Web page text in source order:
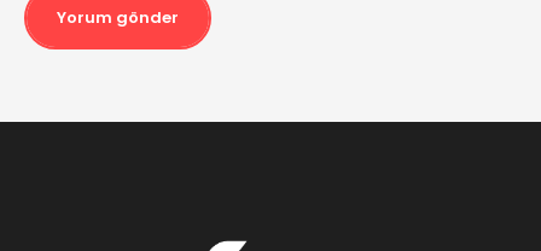
Yorum gönder